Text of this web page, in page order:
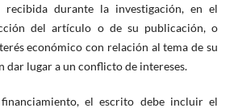
recibida durante la investigación, en el
del artículo o de su publicación, o
económico con relación al tema de su
dar lugar a un conflicto de intereses.
el escrito debe incluir el